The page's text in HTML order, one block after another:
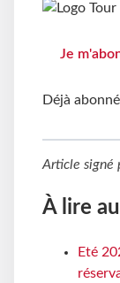
Je
Déjà
Article signé
À lire
Eté